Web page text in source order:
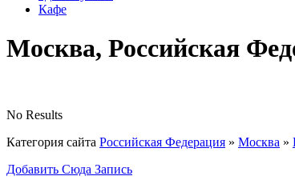
Кафе
Москва, Российская
No Results
Категория сайта Российская Федерация » Москва »
Добавить Сюда Запись